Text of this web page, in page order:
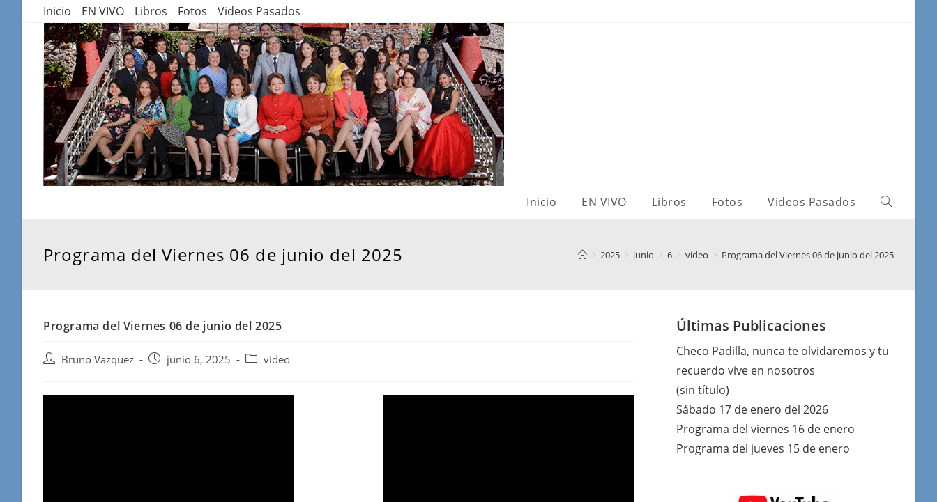
contenido
Inicio EN VIVO Libros Fotos Videos Pasados
Inicio EN VIVO Libros Fotos Videos Pasados
Programa del Viernes 06 de junio del 2025 > 2025 > junio > 6 > video > Programa del Viernes 06 de junio del 2025
Programa del Viernes 06 de junio del 2025
AutorBruno Vazquez
Publicación
junio 6, 2025
Categoría
video
Últimas Publicaciones
Checo Padilla, nunca te olvidaremos y tu
recuerdo vive en nosotros
(sin título)
Sábado 17 de enero del 2026
Programa del viernes 16 de enero
Programa del jueves 15 de enero